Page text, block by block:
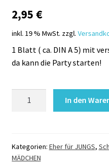
2,95 €
inkl. 19 % MwSt. zzgl.
1 Blatt ( ca. DIN A 5) mit
da kann die Party starten!
WEIHNACHTEN
Menge
In den
Kategorien: Eher für JUNGS,
MÄDCHEN